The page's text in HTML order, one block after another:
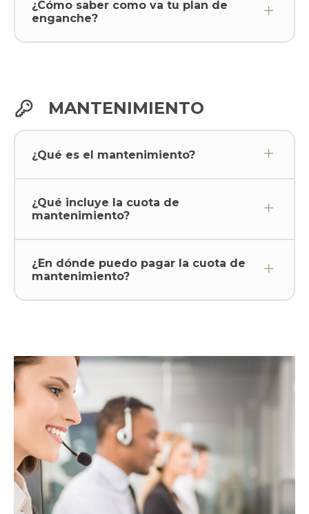
¿Cómo saber como va tu plan de
enganche?
MANTENIMIENTO
¿Qué es el mantenimiento?
¿Qué incluye la cuota de
mantenimiento?
¿En dónde puedo pagar la cuota de
mantenimiento?